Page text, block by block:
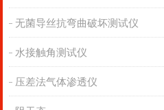
无菌导丝抗弯曲破坏测试仪
水接触角测试仪
压差法气体渗透仪